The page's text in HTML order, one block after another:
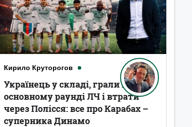
Кирило Круторогов
Українець у складі, грали в
основному раунді ЛЧ і втрати
через Полісся: все про Карабах –
суперника Динамо